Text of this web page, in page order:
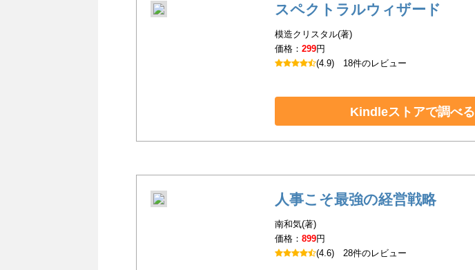
スペクトラルウィザード
模造クリスタル(著)
価格：299円
(4.9) 18件のレビュー
Kindleストアで調べる
人事こそ最強の経営戦略
南和気(著)
価格：899円
(4.6) 28件のレビュー